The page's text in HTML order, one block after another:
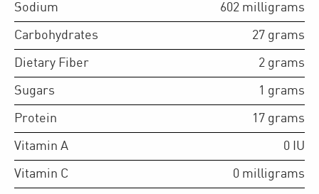
Sodium 602 milligrams
Carbohydrates 27 grams
Dietary Fiber 2 grams
Sugars 1 grams
Protein 17 grams
Vitamin A 0 IU
Vitamin C 0 milligrams